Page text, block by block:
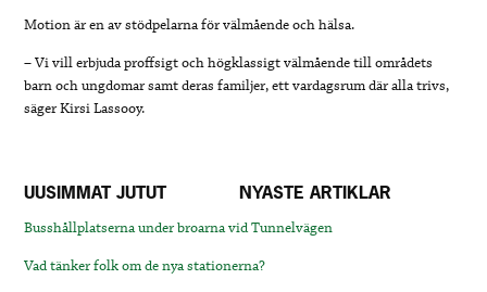
Motion är en av stödpelarna för välmående och hälsa.
– Vi vill erbjuda proffsigt och högklassigt välmående till områdets
barn och ungdomar samt deras familjer, ett vardagsrum där alla trivs,
säger Kirsi Lassooy.
UUSIMMAT JUTUT NYASTE ARTIKLAR
Busshållplatserna under broarna vid Tunnelvägen
Vad tänker folk om de nya stationerna?